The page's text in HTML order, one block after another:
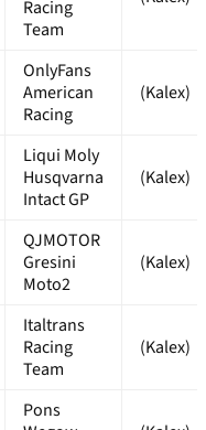
Racing
Team
OnlyFans
American
Racing
(Kalex)
Liqui Moly
Husqvarna
Intact GP
(Kalex)
QJMOTOR
Gresini
Moto2
(Kalex)
Italtrans
Racing
Team
(Kalex)
Pons